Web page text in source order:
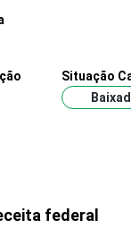
Situação
federal